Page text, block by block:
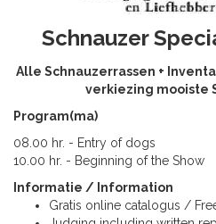
Schnauzer
Alle Schnauzerrassen +
verkiezing mooiste
Program(ma)
08.00 hr. - Entry of dogs
10.00 hr. - Beginning of the Show
Informatie / Information
Gratis online catalogus /